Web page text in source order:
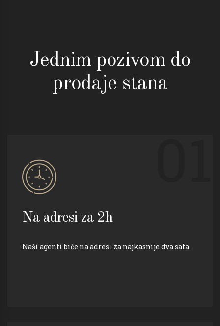
Jednim pozivom do
prodaje stana
Na adresi za 2h
Naši agenti biće na adresi za najkasnije dva sata.